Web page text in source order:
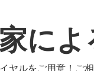
によ
ヤルをご用意！ご